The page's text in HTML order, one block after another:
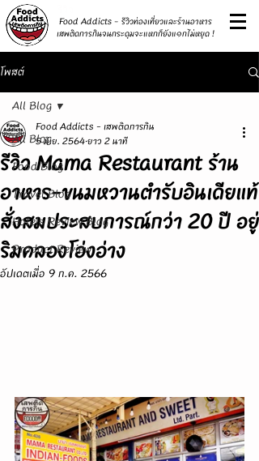
Food Addicts - รีวิวท่องเที่ยวและร้านอาหาร
เสพติดการกินจนกระดุมจะแหกก็ยังแ๑กไม่หยุด !
โพสต์
All Blog
Food Blog
Travel Blog
Hotels Review Blog
Product Review
All Blog
รีวิว Mama Restaurant ร้าน
อาหาร-ขนมหวานตำรับอินเดียแท้
สั่งสมประสบการณ์กว่า 20 ปี อยู่
ริมคลองโอ่งอ่าง
Food Addicts - เสพติดการกิน
5 มิ.ย. 2564ยาว 2 นาที
อัปเดตเมื่อ 9 ก.ค. 2566